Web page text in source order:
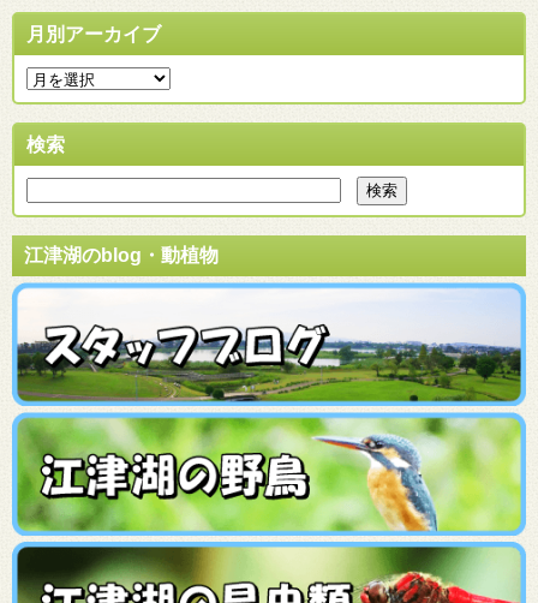
月別アーカイブ
検索
江津湖のblog・動植物